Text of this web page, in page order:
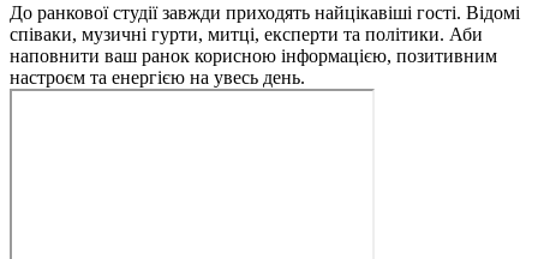
До ранкової студії завжди приходять найцікавіші гості. Відомі
співаки, музичні гурти, митці, експерти та політики. Аби
наповнити ваш ранок корисною інформацією, позитивним
настроєм та енергією на увесь день.